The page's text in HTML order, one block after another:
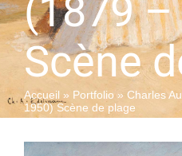
QUI SOMMES-NOUS
(1879
Scène
Accueil » Portfolio » Charles
1950) Scène de plage